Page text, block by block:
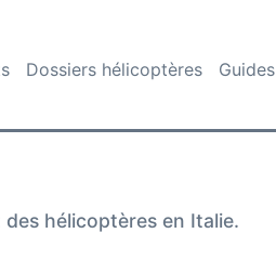
Dossiers hélicoptères Guides
hélicoptères en Italie.